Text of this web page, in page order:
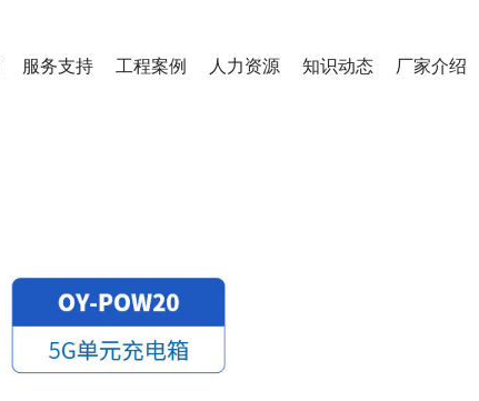
服务支持 工程案例 人力资源 知识动态 厂家介绍